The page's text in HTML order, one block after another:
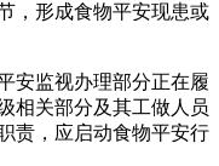
，形成食物平安现患或
监视办理部分正在履
相关部分及其工做人员
责，应启动食物平安行